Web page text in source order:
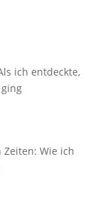
ich entdeckte,
Wie ich